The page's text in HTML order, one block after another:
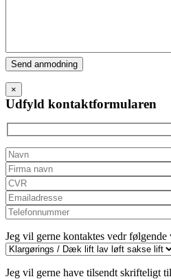
Please
leave
this
field
empty.
×
Udfyld kontaktformularen
Jeg vil gerne kontaktes vedr
Jeg vil gerne have tilsendt skrifteligt